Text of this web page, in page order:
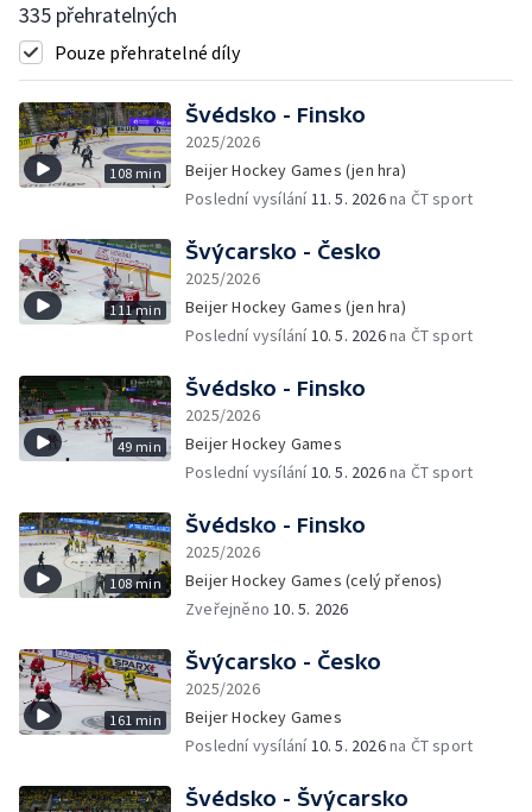
335 přehratelných
Pouze přehratelné díly
108 min
Švédsko - Finsko
2025/2026
Beijer Hockey Games (jen hra)
Poslední vysílání11. 5. 2026na ČT sport
111 min
Švýcarsko - Česko
2025/2026
Beijer Hockey Games (jen hra)
Poslední vysílání10. 5. 2026na ČT sport
49 min
Švédsko - Finsko
2025/2026
Beijer Hockey Games
Poslední vysílání10. 5. 2026na ČT sport
108 min
Švédsko - Finsko
2025/2026
Beijer Hockey Games (celý přenos)
Zveřejněno10. 5. 2026
161 min
Švýcarsko - Česko
2025/2026
Beijer Hockey Games
Poslední vysílání10. 5. 2026na ČT sport
Švédsko - Švýcarsko